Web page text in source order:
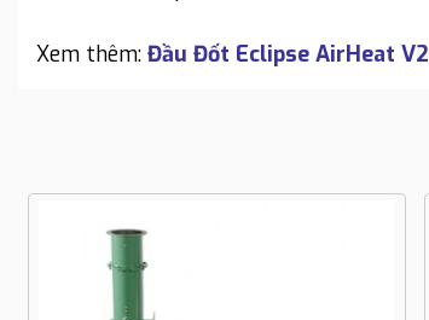
Xem thêm: Đầu Đốt Eclipse AirHeat V2